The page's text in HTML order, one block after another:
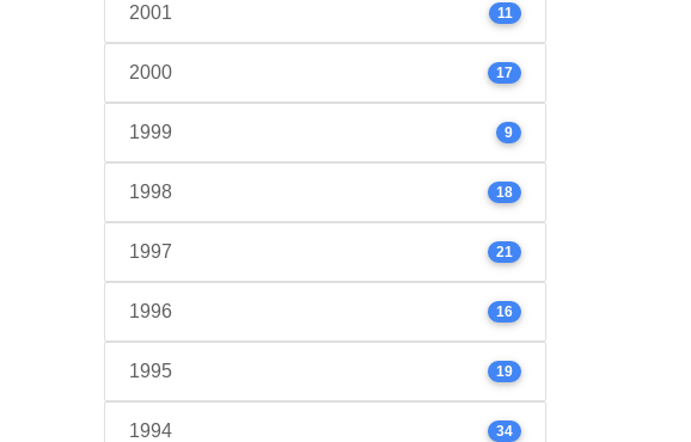
2001 11
2000 17
1999 9
1998 18
1997 21
1996 16
1995 19
1994 34